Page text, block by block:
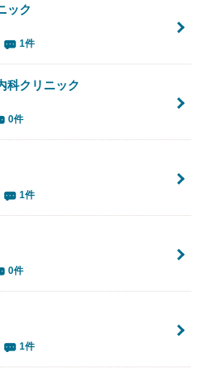
ック
1件
科クリニック
0件
1件
0件
1件